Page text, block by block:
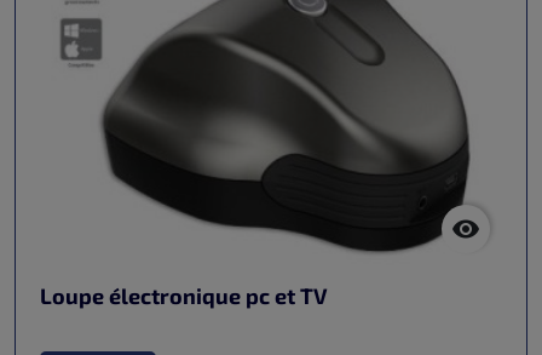

Loupe électronique pc et TV